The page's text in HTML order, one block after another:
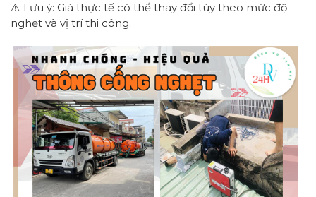
⚠️ Lưu ý: Giá thực tế có thể thay đổi tùy theo mức độ
nghẹt và vị trí thi công.